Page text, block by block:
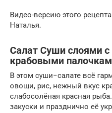
Видео-версию этого
Наталья.
Салат Суши слоями
крабовыми
В этом суши−салате всё
овощи, рис, нежный вкус
слабосолёная красная
закуски и празднично её